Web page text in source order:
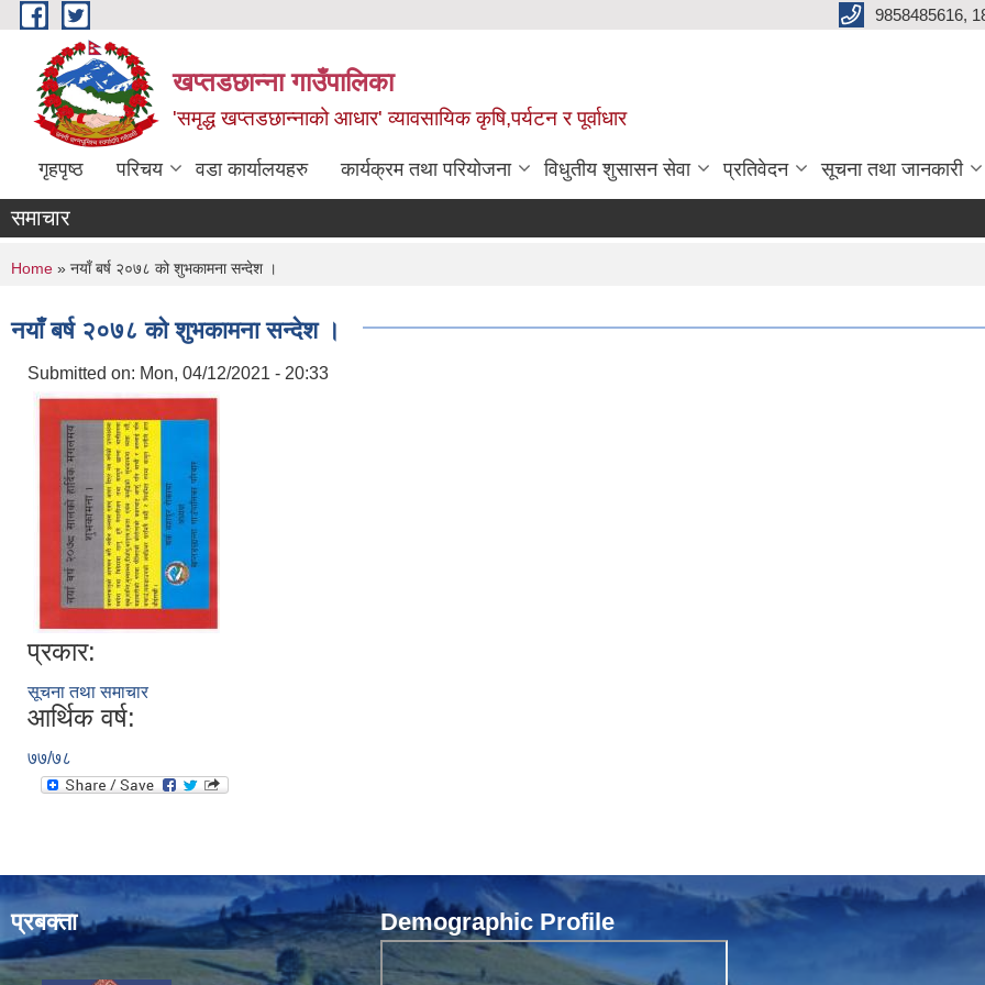
Skip to main content 9858485616,
खप्तडछान्ना गाउँपालिका
'समृद्ध खप्तडछान्नाको आधार' व्यावसायिक कृषि,पर्यटन र पूर्वाधार
गृहपृष्ठ परिचय वडा कार्यालयहरु कार्यक्रम तथा परियोजना विधुतीय शुसासन सेवा प्रतिवेदन सूचना तथा जानकारी
समाचार
You are here
Home » नयाँ बर्ष २०७८ को शुभकामना सन्देश ।
नयाँ बर्ष २०७८ को शुभकामना सन्देश ।
Submitted on: Mon, 04/12/2021 - 20:33
प्रकार:
सूचना तथा समाचार
आर्थिक वर्ष:
७७/७८
प्रबक्ता Demographic Profile